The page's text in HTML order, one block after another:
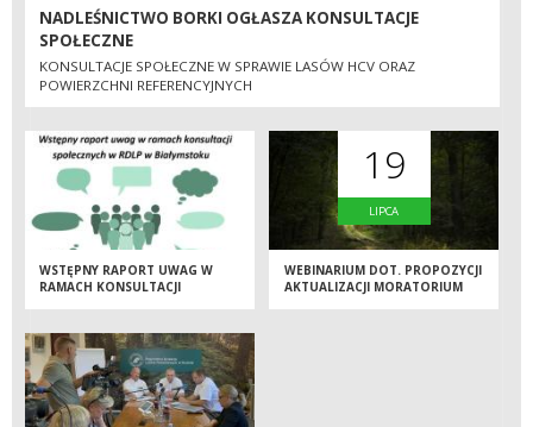
NADLEŚNICTWO BORKI OGŁASZA KONSULTACJE
SPOŁECZNE
KONSULTACJE SPOŁECZNE W SPRAWIE LASÓW HCV ORAZ
POWIERZCHNI REFERENCYJNYCH
WSTĘPNY RAPORT UWAG W
RAMACH KONSULTACJI
19
LIPCA
WEBINARIUM DOT. PROPOZYCJI
AKTUALIZACJI MORATORIUM